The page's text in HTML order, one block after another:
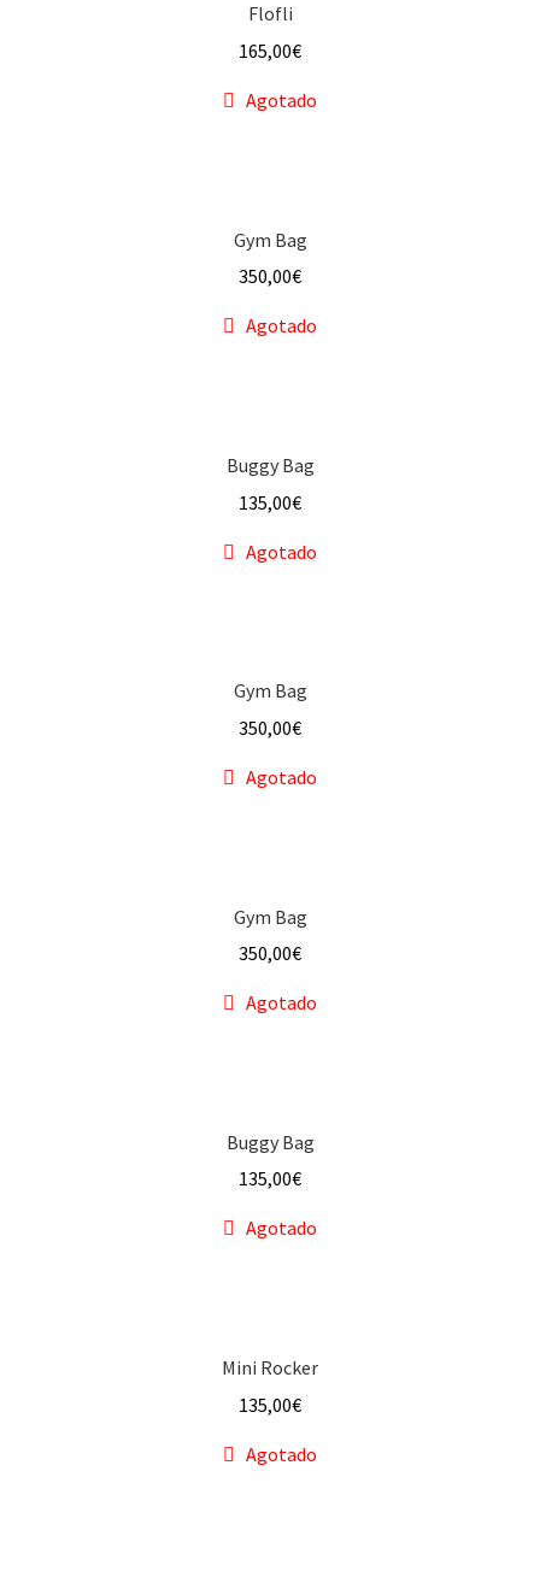
Flofli
165,00€
Agotado
Gym Bag
350,00€
Agotado
Buggy Bag
135,00€
Agotado
Gym Bag
350,00€
Agotado
Gym Bag
350,00€
Agotado
Buggy Bag
135,00€
Agotado
Mini Rocker
135,00€
Agotado